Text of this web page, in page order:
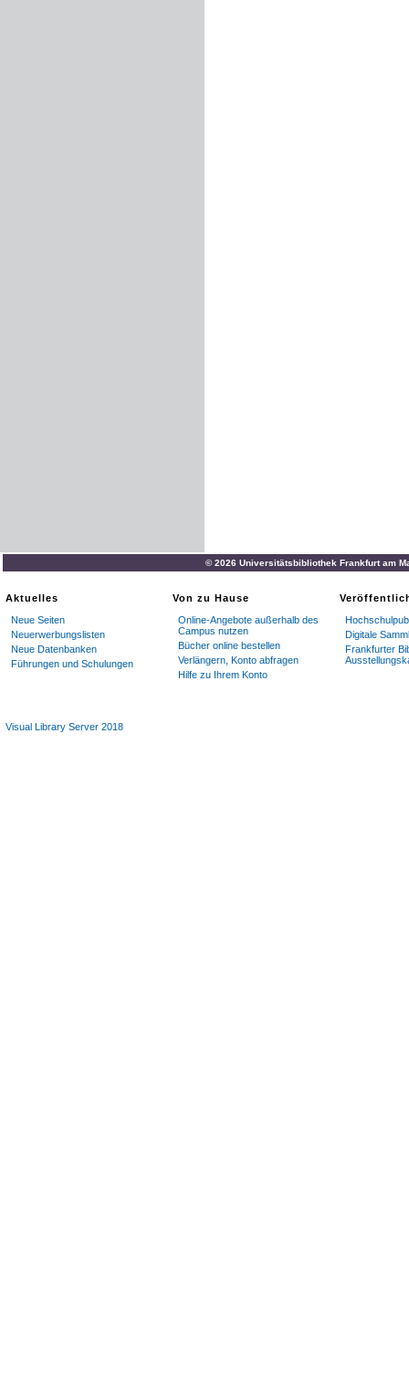
© 2026 Universitätsbibliothek Frankfurt am
Aktuelles
Neue Seiten
Neuerwerbungslisten
Neue Datenbanken
Führungen und Schulungen
Von zu Hause
Online-Angebote außerhalb des
Campus nutzen
Bücher online bestellen
Verlängern, Konto abfragen
Hilfe zu Ihrem Konto
Digitale
Frankfurter
Visual Library Server 2018